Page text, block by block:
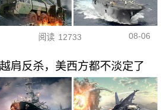
阅读 12733 08-06
肩反杀，美西方都不淡定了